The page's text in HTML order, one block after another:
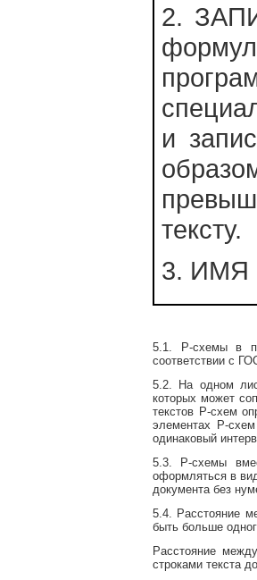
2.
и
тексту.
3. ИМЯ
5.1. Р-схемы в
соответствии с
5.2. На одном
которых может
текстов Р-схем
элементах Р-
одинаковый
5.3. Р-схемы
оформляться в
документа без
5.4. Расстояние
быть больше
Расстояние
строками текста